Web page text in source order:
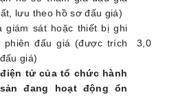
lưu theo hồ sơ đấu giá)
giám sát hoặc thiết bị ghi
phiên đấu giá(được trích
giá)
3 ,0
tử của tổ chức hành
đang hoạt động ổn